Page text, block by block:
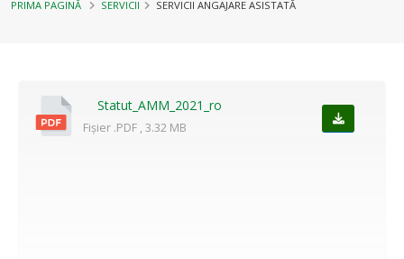
PRIMA PAGINĂ SERVICII SERVICII ANGAJARE ASISTATĂ
Statut_AMM_2021_ro
Fișier .PDF , 3.32 MB